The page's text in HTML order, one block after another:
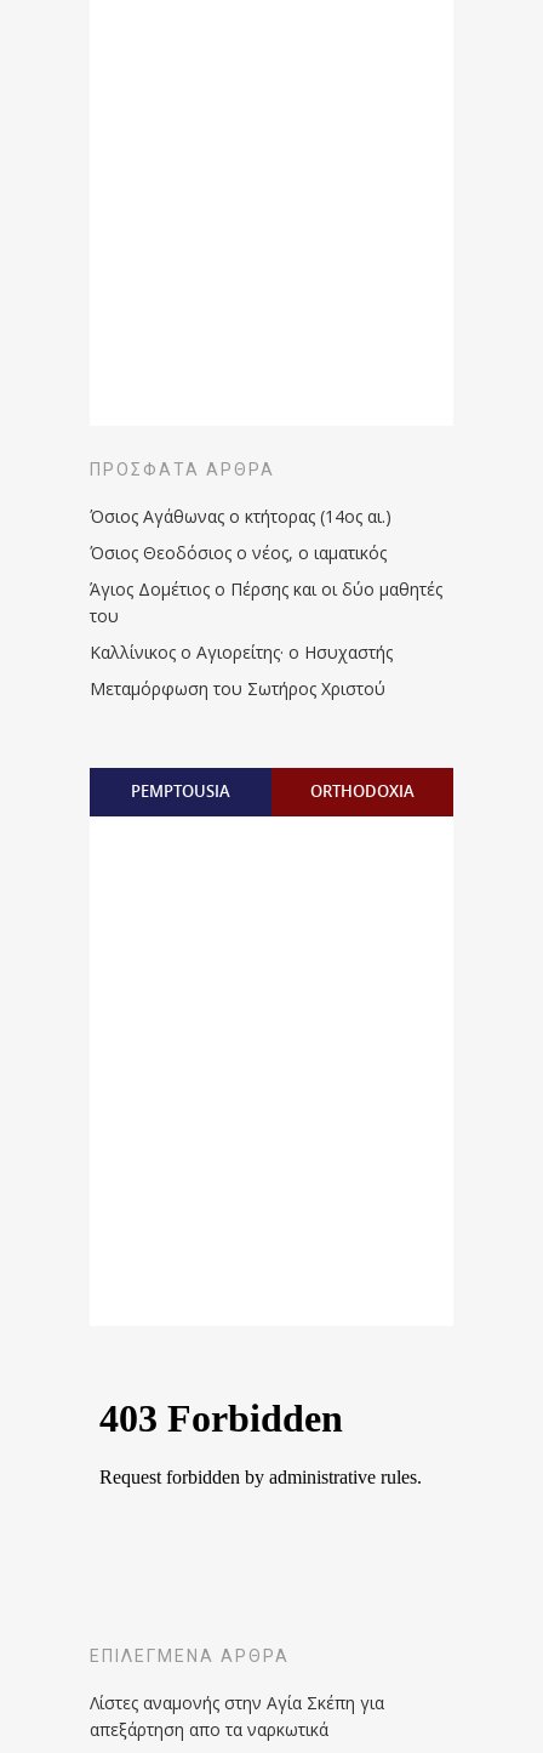
ΠΡΌΣΦΑΤΑ ΆΡΘΡΑ
Όσιος Αγάθωνας ο κτήτορας (14ος αι.)
Όσιος Θεοδόσιος ο νέος, ο ιαματικός
Άγιος Δομέτιος ο Πέρσης και οι δύο μαθητές
του
Καλλίνικος ο Αγιορείτης · ο Ησυχαστής
Μεταμόρφωση του Σωτήρος Χριστού
PEMPTOUSIA ORTHODOXIA
ΕΠΙΛΕΓΜΈΝΑ ΆΡΘΡΑ
Λίστες αναμονής στην Αγία Σκέπη για
απεξάρτηση απο τα ναρκωτικά